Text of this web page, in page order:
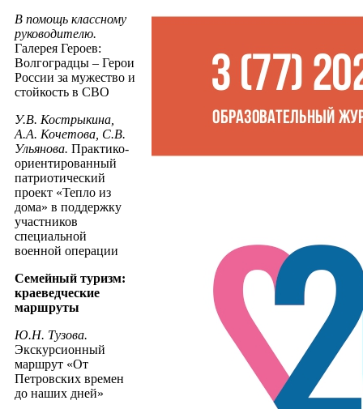
В помощь классному
руководителю.
Галерея Героев:
Волгоградцы – Герои
России за мужество и
стойкость в СВО
У.В. Кострыкина,
А.А. Кочетова, С.В.
Ульянова. Практико-
ориентированный
патриотический
проект «Тепло из
дома» в поддержку
участников
специальной
военной операции
Семейный туризм:
краеведческие
маршруты
Ю.Н. Тузова.
Экскурсионный
маршрут «От
Петровских времен
до наших дней»